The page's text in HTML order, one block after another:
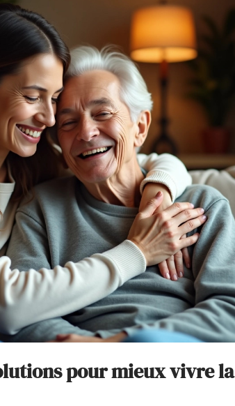
pour mieux vivre la